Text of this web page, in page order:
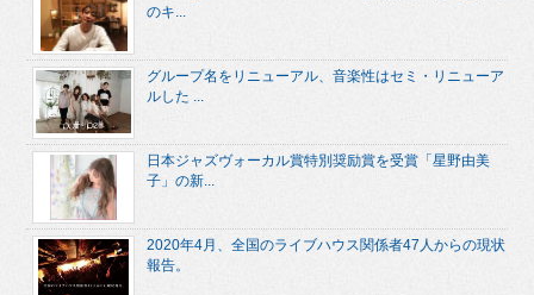
のキ...
グループ名をリニューアル、音楽性はセミ・リニューア
ルした ...
日本ジャズヴォーカル賞特別奨励賞を受賞「星野由美
子」の新...
2020年4月、全国のライブハウス関係者47人からの現状
報告。